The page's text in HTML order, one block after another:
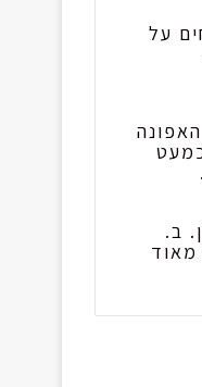
על
ב.
מאוד